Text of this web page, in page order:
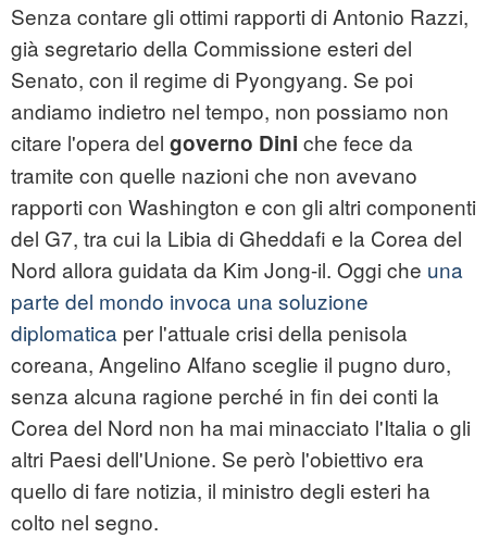
Senza contare gli ottimi rapporti di Antonio Razzi,
già segretario della Commissione esteri del
Senato, con il regime di Pyongyang. Se poi
andiamo indietro nel tempo, non possiamo non
citare l'opera del governo Dini che fece da
tramite con quelle nazioni che non avevano
rapporti con Washington e con gli altri componenti
del G7, tra cui la Libia di Gheddafi e la Corea del
Nord allora guidata da Kim Jong-il. Oggi che una
parte del mondo invoca una soluzione
diplomatica per l'attuale crisi della penisola
coreana, Angelino Alfano sceglie il pugno duro,
senza alcuna ragione perché in fin dei conti la
Corea del Nord non ha mai minacciato l'Italia o gli
altri Paesi dell'Unione. Se però l'obiettivo era
quello di fare notizia, il ministro degli esteri ha
colto nel segno.